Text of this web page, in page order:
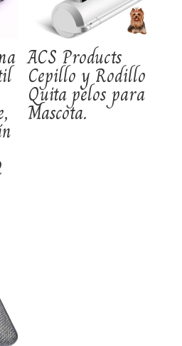
ACS Products
Cepillo y Rodillo
Quita pelos para
Mascota.